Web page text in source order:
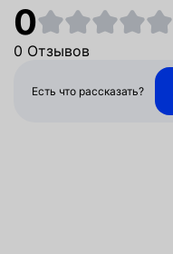
0
0 Отзывов
Есть что рассказать?